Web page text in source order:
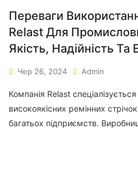
Переваги
Relast Для
Якість, Надійність Та
Чер 26, 2024 Admin
Компанія Relast
високоякісних ремінних
багатьох підприємств.